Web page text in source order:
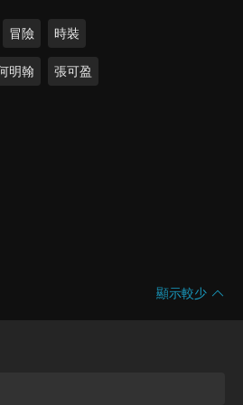
冒險 時裝
明翰 張可盈
顯示較少